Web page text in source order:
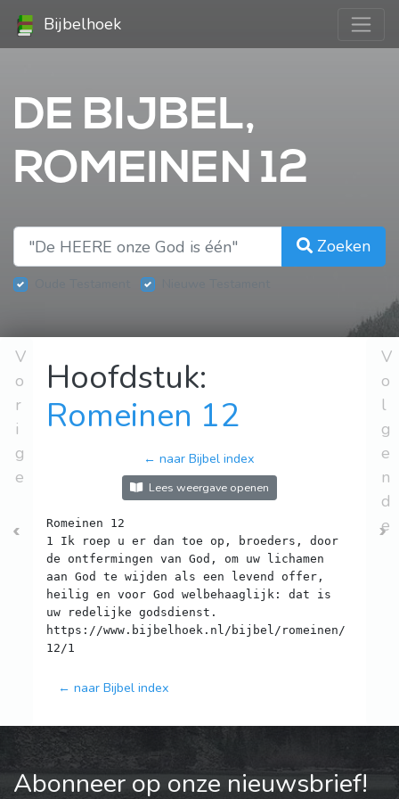
Bijbelhoek
DE BIJBEL,
ROMEINEN 12
Zoeken
V
o
r
i
g
e
Hoofdstuk:
Romeinen 12
← naar Bijbel index
Lees weergave openen
Romeinen 12
1 Ik roep u er dan toe op, broeders, door
de ontfermingen van God, om uw lichamen
aan God te wijden als een levend offer,
heilig en voor God welbehaaglijk: dat is
uw redelijke godsdienst.
https://www.bijbelhoek.nl/bijbel/romeinen/
← naar Bijbel index
V
o
l
g
e
n
d
e
Abonneer op onze nieuwsbrief!